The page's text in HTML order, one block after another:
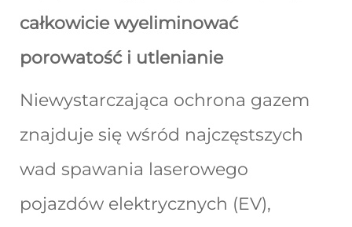
całkowicie wyeliminować
porowatość i utlenianie
Niewystarczająca ochrona gazem
znajduje się wśród najczęstszych
wad spawania laserowego
pojazdów elektrycznych (EV),